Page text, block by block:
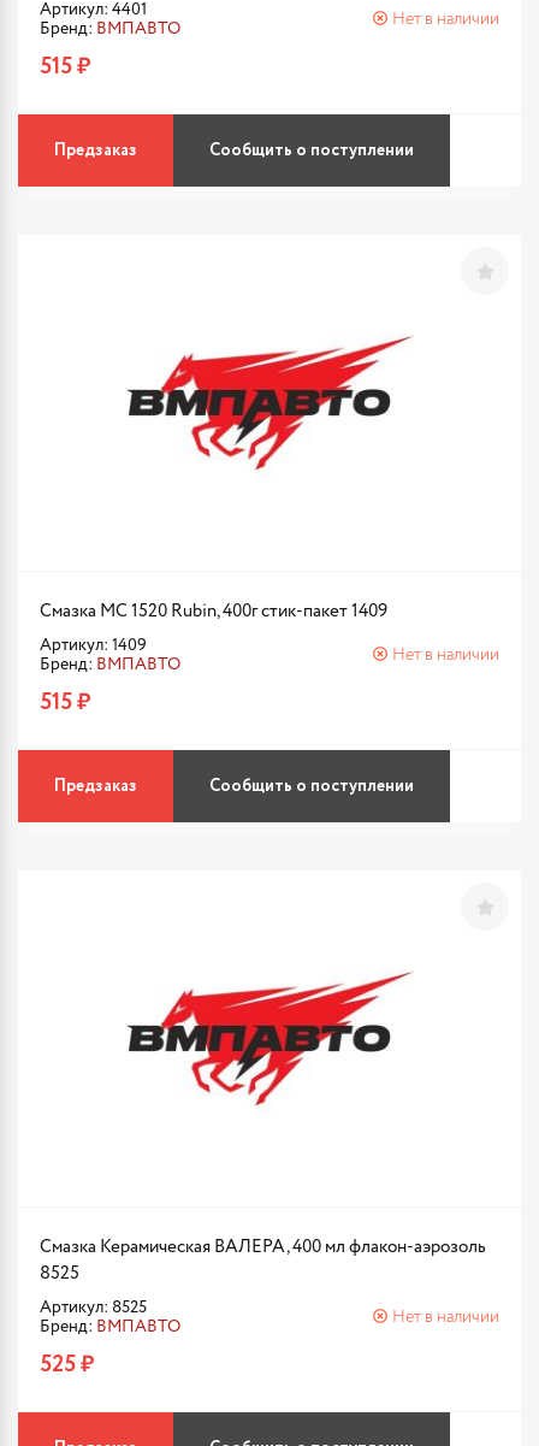
Артикул: 4401
Бренд: ВМПАВТО
Нет в наличии
515 ₽
Предзаказ Сообщить о поступлении
Смазка МС 1520 Rubin, 400г стик-пакет 1409
Артикул: 1409
Бренд: ВМПАВТО
Нет в наличии
515 ₽
Предзаказ Сообщить о поступлении
Смазка Керамическая ВАЛЕРА, 400 мл флакон-аэрозоль
8525
Артикул: 8525
Бренд: ВМПАВТО
Нет в наличии
525 ₽